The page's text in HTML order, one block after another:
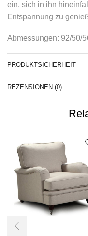
ein, sich in ihn
Entspannung zu
Abmessungen: 92/50/
PRODUKTSICHERHEIT
REZENSIONEN (0)